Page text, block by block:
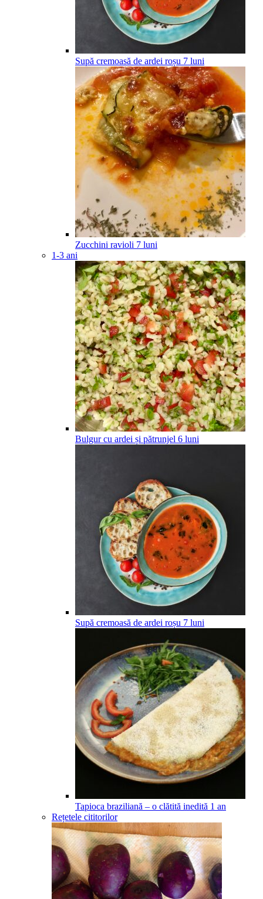
Supă cremoasă de ardei roșu 7 luni
Zucchini ravioli 7 luni
1-3 ani
Bulgur cu ardei și pătrunjel 6 luni
Supă cremoasă de ardei roșu 7 luni
Tapioca braziliană – o clătită inedită 1 an
Rețetele cititorilor